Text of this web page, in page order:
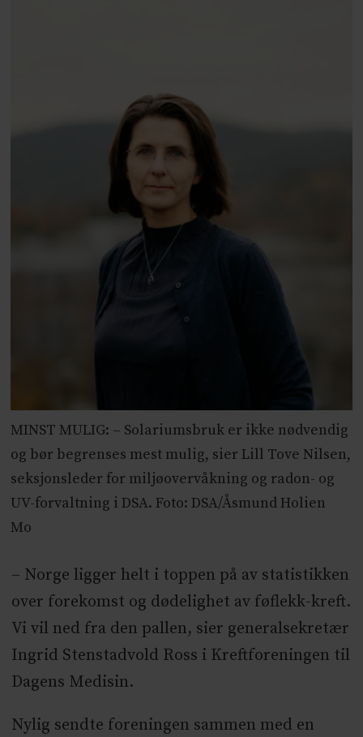
MINST MULIG: – Solariumsbruk er ikke nødvendig
og bør begrenses mest mulig, sier Lill Tove Nilsen,
seksjonsleder for miljøovervåkning og radon- og
UV-forvaltning i DSA. Foto: DSA/Åsmund Holien
Mo
– Norge ligger helt i toppen på av statistikken
over forekomst og dødelighet av føflekk-kreft.
Vi vil ned fra den pallen, sier generalsekretær
Ingrid Stenstadvold Ross i Kreftforeningen til
Dagens Medisin.
Nylig sendte foreningen sammen med en